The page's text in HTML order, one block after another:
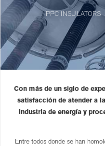
PPC INSULATORS
Con más de un siglo de
satisfacción de atender a
industria de energía y
Entre todos donde se han